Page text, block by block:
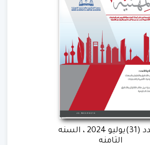
العدد (31)يوليو 2024 ، السنه
الثامنه